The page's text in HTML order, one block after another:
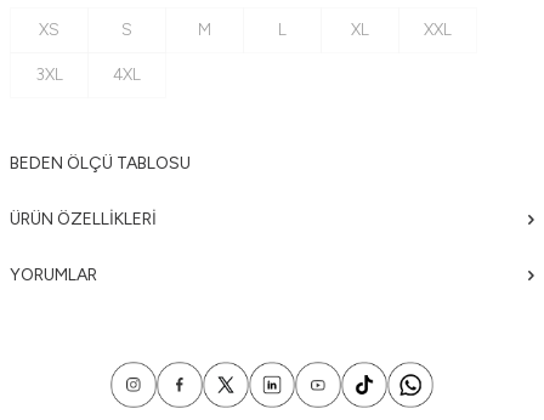
XS S M L XL XXL
3XL 4XL
BEDEN ÖLÇÜ TABLOSU
ÜRÜN ÖZELLIKLERI
YORUMLAR